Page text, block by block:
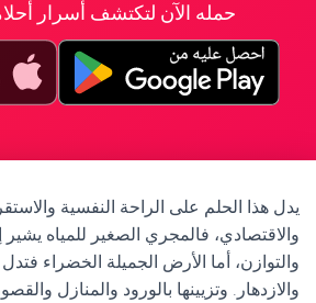
حمله الآن لتكتشف أسرار
يدل هذا الحلم على الراحة النفسية
والاقتصادي، فالمجري الصغير للمياه يشير
والتوازن، أما الأرض الجميلة الخضراء
والازدهار. وتزيينها بالورود والمنازل